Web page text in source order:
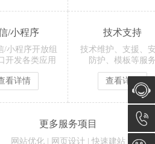
/小程序
/小程序开放组
开发各类应用
看详情
技术支持
技术维护、支援、
防护、模板等服
查看详情
更多服务项目
网站优化 网页设计 快速建站
在线咨